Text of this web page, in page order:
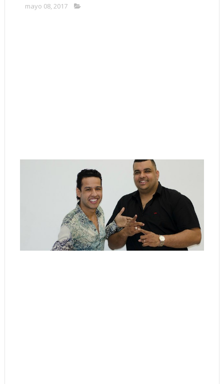
mayo 08, 2017